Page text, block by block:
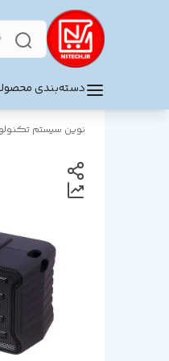
دسته‌بندی
نوین سیستم